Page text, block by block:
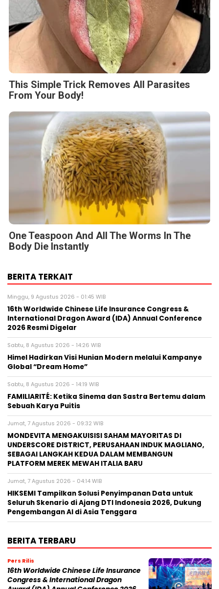
This Simple Trick Removes All Parasites
From Your Body!
One Teaspoon And All The Worms In The
Body Die Instantly
BERITA TERKAIT
Minggu, 9 Agustus 2026 - 01:45 WIB
16th Worldwide Chinese Life Insurance Congress &
International Dragon Award (IDA) Annual Conference
2026 Resmi Digelar
Sabtu, 8 Agustus 2026 - 14:26 WIB
Himel Hadirkan Visi Hunian Modern melalui Kampanye
Global “Dream Home”
Sabtu, 8 Agustus 2026 - 14:19 WIB
FAMILIARITÉ: Ketika Sinema dan Sastra Bertemu dalam
Sebuah Karya Puitis
Jumat, 7 Agustus 2026 - 09:32 WIB
MONDEVITA MENGAKUISISI SAHAM MAYORITAS DI
UNDERSCORE DISTRICT, PERUSAHAAN INDUK MAGLIANO,
SEBAGAI LANGKAH KEDUA DALAM MEMBANGUN
PLATFORM MEREK MEWAH ITALIA BARU
Jumat, 7 Agustus 2026 - 04:14 WIB
HIKSEMI Tampilkan Solusi Penyimpanan Data untuk
Seluruh Skenario di Ajang DTI Indonesia 2026, Dukung
Pengembangan AI di Asia Tenggara
BERITA TERBARU
Pers Rilis
16th Worldwide Chinese Life Insurance
Congress & International Dragon